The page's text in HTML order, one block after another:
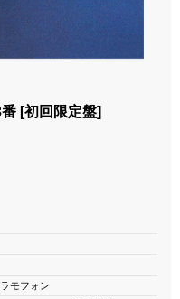
[初回限定盤]
モフォン